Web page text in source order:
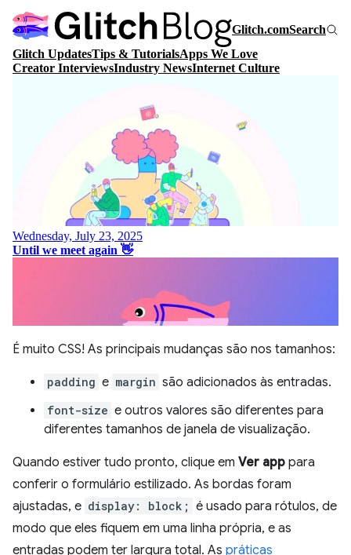
É muito CSS! As principais mudanças são nos tamanhos:
padding e margin são adicionados às entradas.
font-size e outros valores são diferentes para
diferentes tamanhos de janela de visualização.
Quando estiver tudo pronto, clique em Ver app para
conferir o formulário estilizado. As bordas foram
ajustadas, e display: block; é usado para rótulos, de
modo que eles fiquem em uma linha própria, e as
entradas podem ter largura total. As práticas